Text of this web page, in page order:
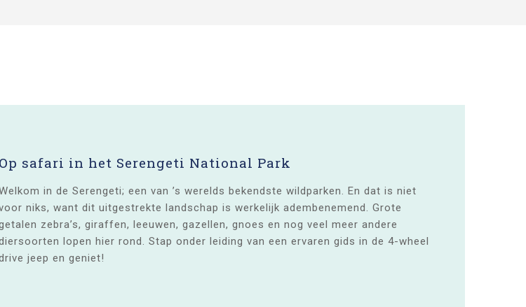
Op safari in het Serengeti National Park
in de Serengeti; een van ’s werelds bekendste wildparken. En dat is niet
niks, want dit uitgestrekte landschap is werkelijk adembenemend. Grote
zebra’s, giraffen, leeuwen, gazellen, gnoes en nog veel meer andere
lopen hier rond. Stap onder leiding van een ervaren gids in de 4-wheel
jeep en geniet!